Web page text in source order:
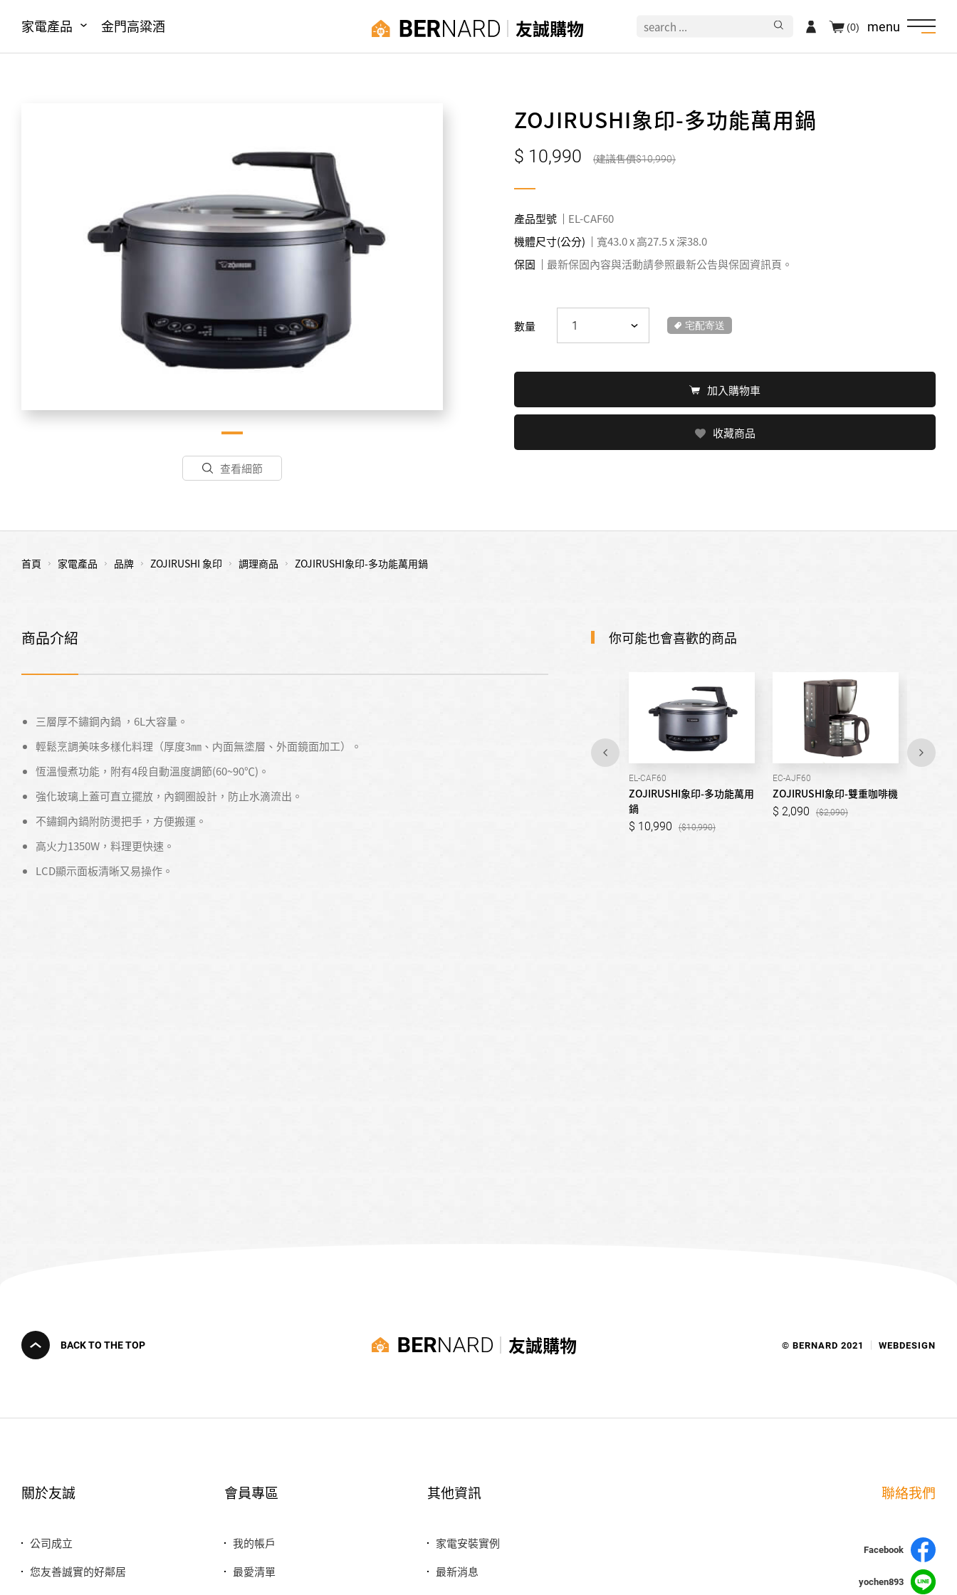
家電產品 金門高粱酒 友誠購物 menu
(0)
查看細節
ZOJIRUSHI象印-多功能萬用鍋
10,990 10,990
產品型號
EL-CAF60
機體尺寸(公分)
寬43.0 x 高27.5 x 深38.0
保固
最新保固內容與活動請參照最新公告與保固資訊頁。
數量 宅配寄送
加入購物車
收藏商品
首頁 家電產品 品牌 ZOJIRUSHI 象印 調理商品 ZOJIRUSHI象印-多功能萬用鍋
商品介紹
三層厚不鏽鋼內鍋 ，6L大容量。
輕鬆烹調美味多樣化料理（厚度3㎜、内面無塗層、外面鏡面加工）。
恆溫慢煮功能，附有4段自動溫度調節(60~90℃)。
強化玻璃上蓋可直立擺放，內鋼圈設計，防止水滴流出。
不鏽鋼內鍋附防燙把手，方便搬運。
高火力1350W，料理更快速。
LCD顯示面板清晰又易操作。
你可能也會喜歡的商品
EL-CAF60
ZOJIRUSHI象印-多功能萬用
鍋
10,990 10,990
EC-AJF60
ZOJIRUSHI象印-雙重咖啡機
2,090 2,090
BACK TO THE TOP 友誠購物 © BERNARD 2021 WEBDESIGN
關於友誠
公司成立
您友善誠實的好鄰居
會員專區
我的帳戶
最愛清單
其他資訊
家電安裝實例
最新消息
聯絡我們
Facebook
yochen893